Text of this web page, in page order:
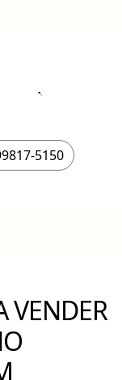
5150
VENDER